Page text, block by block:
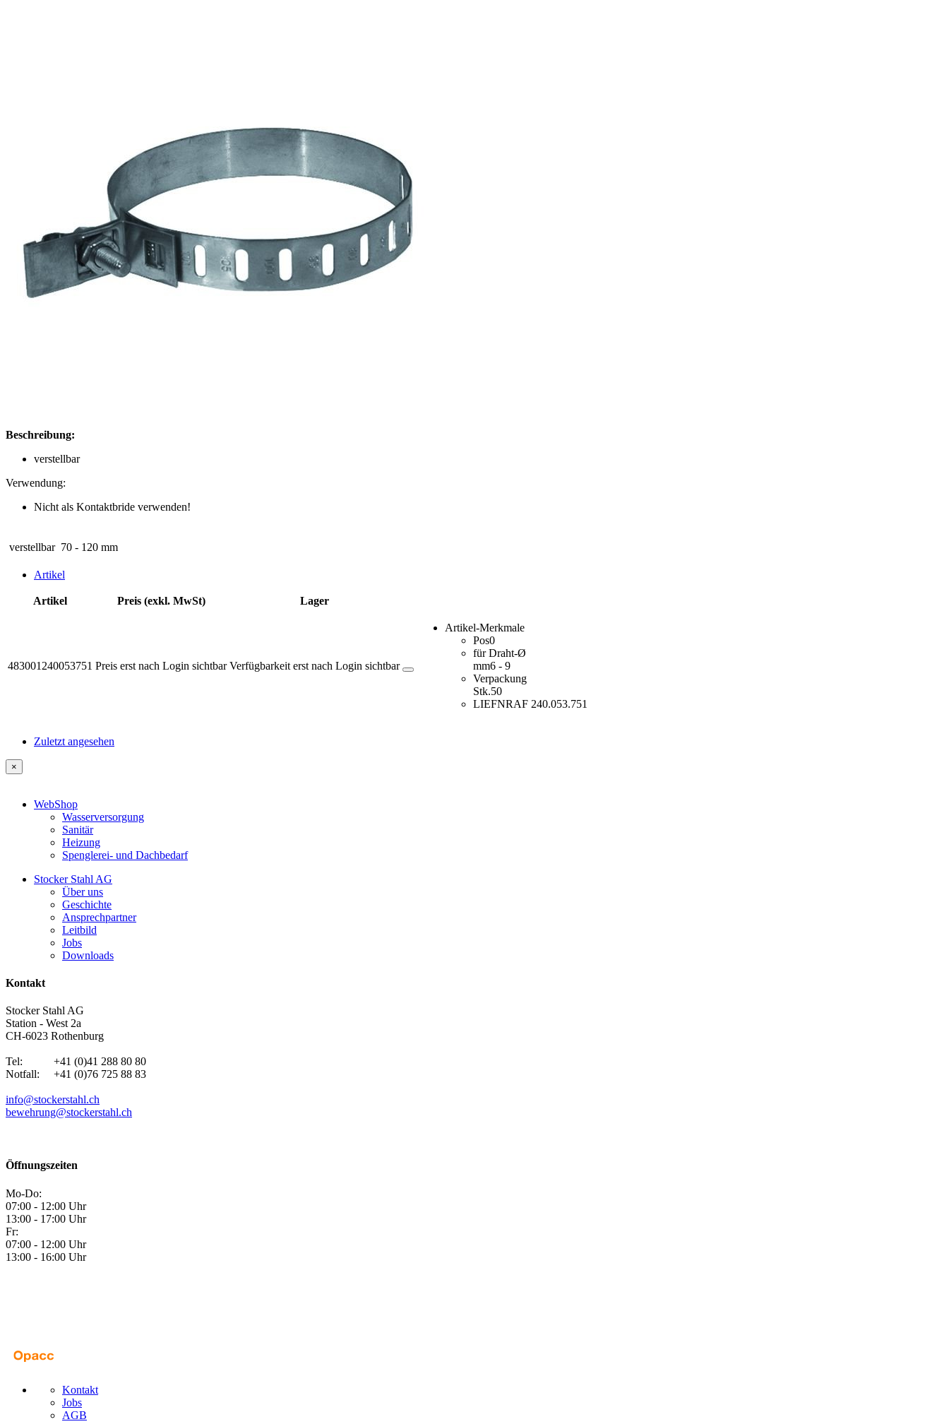
Beschreibung:
verstellbar
Verwendung:
Nicht als Kontaktbride verwenden!
verstellbar 70 - 120 mm
Artikel
Artikel Preis (exkl. MwSt) Lager
483001240053751 Preis erst nach Login sichtbar Verfügbarkeit erst nach Login sichtbar
Artikel-Merkmale
Pos0
für Draht-Ø
mm6 - 9
Verpackung
Stk.50
LIEFNRAF 240.053.751
Zuletzt angesehen
×
WebShop
Wasserversorgung
Sanitär
Heizung
Spenglerei- und Dachbedarf
Stocker Stahl AG
Über uns
Geschichte
Ansprechpartner
Leitbild
Jobs
Downloads
Kontakt
Stocker Stahl AG
Station - West 2a
CH-6023 Rothenburg
Tel: +41 (0)41 288 80 80
Notfall: +41 (0)76 725 88 83
info@stockerstahl.ch
bewehrung@stockerstahl.ch
Öffnungszeiten
Mo-Do:
07:00 - 12:00 Uhr
13:00 - 17:00 Uhr
Fr:
07:00 - 12:00 Uhr
13:00 - 16:00 Uhr
Kontakt
Jobs
AGB